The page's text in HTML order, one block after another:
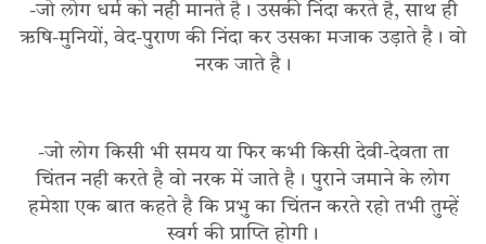
-जो लोग धर्म को नही मानते है। उसकी निंदा करते है, साथ ही
ऋषि-मुनियों, वेद-पुराण की निंदा कर उसका मजाक उड़ाते है। वो
नरक जाते है।
-जो लोग किसी भी समय या फिर कभी किसी देवी-देवता ता
चिंतन नही करते है वो नरक में जाते है। पुराने जमाने के लोग
हमेशा एक बात कहते है कि प्रभु का चिंतन करते रहो तभी तुम्हें
स्वर्ग की प्राप्ति होगी।